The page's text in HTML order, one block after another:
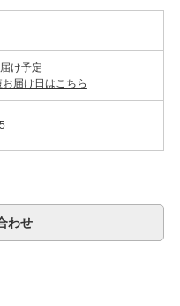
け予定
届け日はこちら